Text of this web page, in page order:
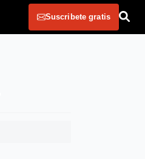
Suscribete gratis